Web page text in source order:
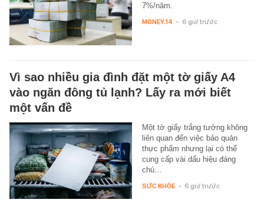
7%/năm.
MONEY.14 - 6 giờ trước
Vì sao nhiều gia đình đặt một tờ giấy A4
vào ngăn đông tủ lạnh? Lấy ra mới biết
một vấn đề
Một tờ giấy trắng tưởng không
liên quan đến việc bảo quản
thực phẩm nhưng lại có thể
cung cấp vài dấu hiệu đáng
chú…
SỨC KHỎE - 6 giờ trước